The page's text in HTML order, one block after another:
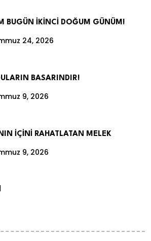
BUGÜN İKİNCİ DOĞUM GÜNÜM!
24, 2026
BASARINDIR!
9, 2026
İÇİNİ RAHATLATAN MELEK
9, 2026